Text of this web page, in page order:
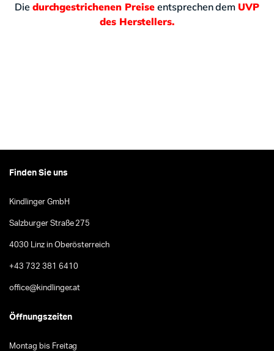
Die durchgestrichenen Preiseentsprechen dem UVP
des Herstellers.
Finden Sie uns
Kindlinger GmbH
Salzburger Straße 275
4030 Linz in Oberösterreich
+43 732 381 6410
office@kindlinger.at
Öffnungszeiten
Montag bis Freitag